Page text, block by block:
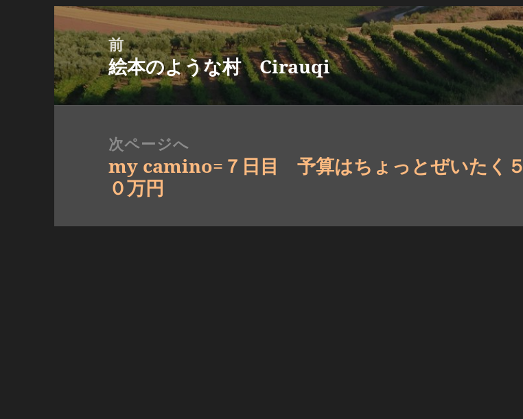
投
稿
ナ
ビ
ゲ
前
前
の
投
絵本のような村 Cirauqi
次ページへ
次
の
稿:
my camino=７日目 予算はちょっとぜいたく５
０万円